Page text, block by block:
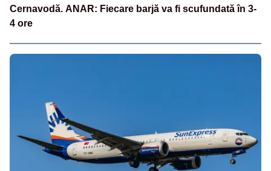
Cernavodă. ANAR: Fiecare barjă va fi scufundată în 3-
4 ore